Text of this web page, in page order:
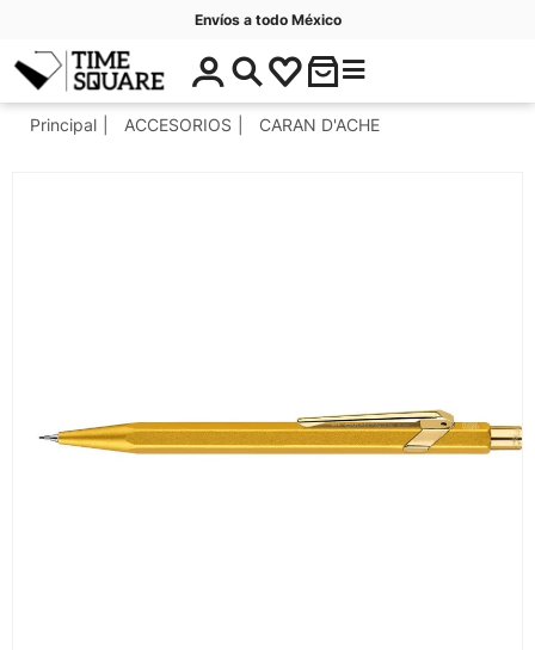
Envíos a todo México
Timesquare
$
0
.
C
t
Principal ACCESORIOS CARAN D'ACHE